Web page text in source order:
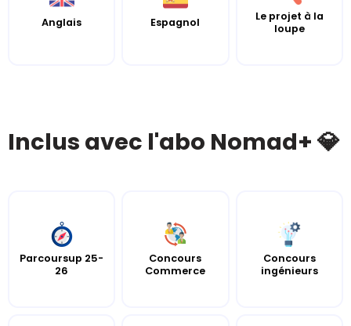
Anglais Espagnol
Le projet à la
loupe
Inclus avec l'abo Nomad+ 💎
Parcoursup 25-
26
Concours
Commerce
Concours
ingénieurs